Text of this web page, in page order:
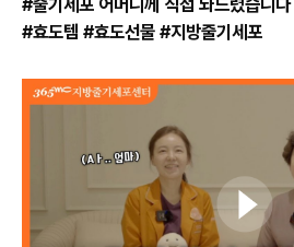
#줄기세포 어머니께 직접 놔드렸습니다
#효도템 #효도선물 #지방줄기세포